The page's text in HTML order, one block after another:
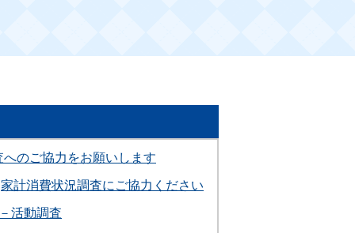
のご協力をお願いします
家計消費状況調査にご協力ください
活動調査